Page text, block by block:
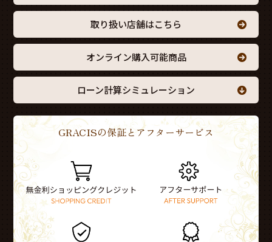
取り扱い店舗はこちら
オンライン購入可能商品
ローン計算シミュレーション
GRACISの保証とアフターサービス